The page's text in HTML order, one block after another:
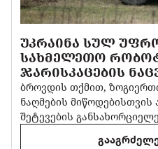
ᲣᲙᲠᲐᲘᲜᲐ ᲡᲣᲚ
ᲡᲐᲮᲛᲔᲚᲔᲗᲝ
ᲯᲐᲠᲘᲡᲙᲐᲪᲔᲑᲘᲡ
ბროვდის თქმით,
ნაღმების მიწოდებისთვის
შეტევების